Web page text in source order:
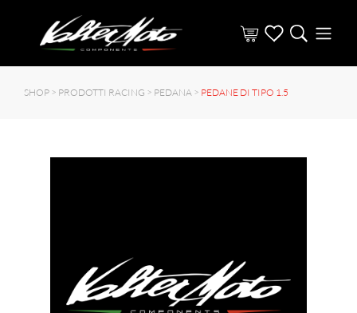
SHOP > PRODOTTI RACING > PEDANA > PEDANE DI TIPO 1.5